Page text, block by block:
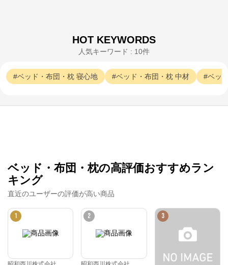
HOT KEYWORDS
人気キーワード : 10件
ベッド・布団・枕 寝心地 ベッド・布団・枕 中材 ベッ
ベッド・布団・枕の高評価おすすめラン
キング
直近のユーザーの評価が高い商品
1 2 3